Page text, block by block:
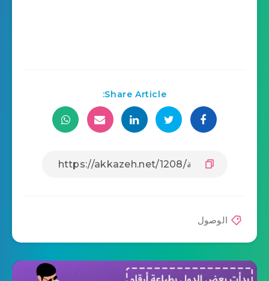
Share Article:
الوصول